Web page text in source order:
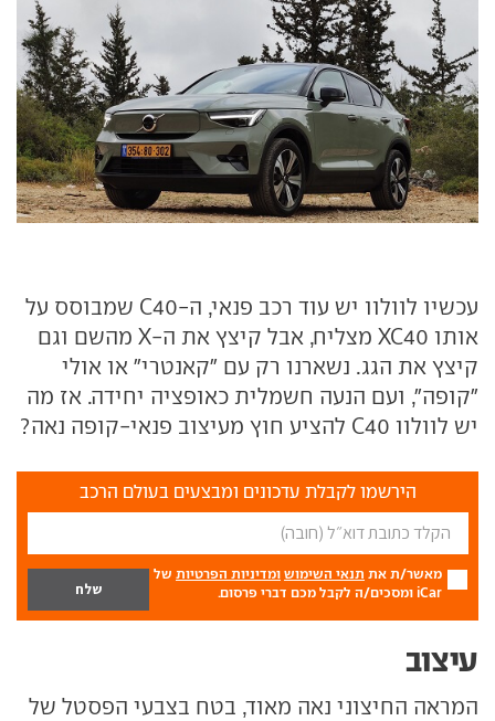
עכשיו לוולוו יש עוד רכב פנאי, ה-C40 שמבוסס על
אותו XC40 מצליח, אבל קיצץ את ה-X מהשם וגם
קיצץ את הגג. נשארנו רק עם "קאנטרי" או אולי
"קופה", ועם הנעה חשמלית כאופציה יחידה. אז מה
יש לוולוו C40 להציע חוץ מעיצוב פנאי-קופה נאה?
הירשמו לקבלת עדכונים ומבצעים בעולם הרכב
מאשר/ת את תנאי השימוש ומדיניות הפרטיות של
iCar ומסכים/ה לקבל מכם דברי פרסום.
עיצוב
המראה החיצוני נאה מאוד, בטח בצבעי הפסטל של